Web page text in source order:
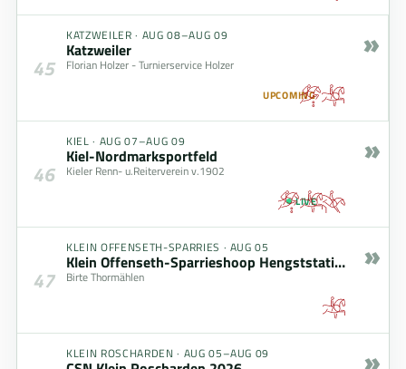
45
KATZWEILER · AUG 08–AUG 09
Katzweiler
Florian Holzer - Turnierservice Holzer
UPCOMING
»
46
KIEL · AUG 07–AUG 09
Kiel-Nordmarksportfeld
Kieler Renn- u.Reiterverein v.1902
LIVE
»
47
KLEIN OFFENSETH-SPARRIES · AUG 05
Klein Offenseth-Sparrieshoop Hengststation Maas J. Hell
Birte Thormählen
»
KLEIN ROSCHARDEN · AUG 05–AUG 09